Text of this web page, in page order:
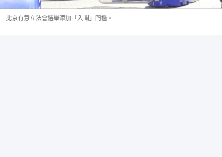
北京有意立法會選舉添加「入閘」門檻。